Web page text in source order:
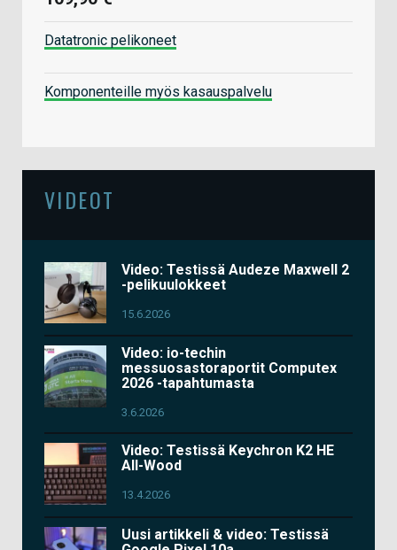
Datatronic pelikoneet
Komponenteille myös kasauspalvelu
VIDEOT
Video: Testissä Audeze Maxwell 2
-pelikuulokkeet
15.6.2026
Video: io-techin
messuosastoraportit Computex
2026 -tapahtumasta
3.6.2026
Video: Testissä Keychron K2 HE
All-Wood
13.4.2026
Uusi artikkeli & video: Testissä